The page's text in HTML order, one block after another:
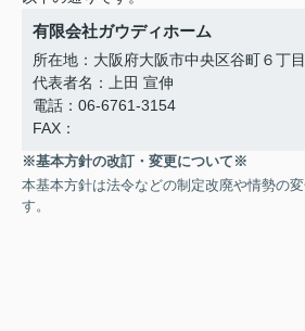
有限会社ガウディホーム
所在地：大阪府大阪市中央区谷町６丁
代表者名：上田 宣伸
電話：06-6761-3154
FAX：
※基本方針の改訂・変更について※
本基本方針は法令などの制定改廃や情勢の
す。